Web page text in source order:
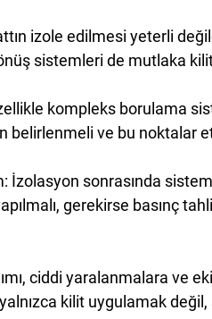
izole edilmesi yeterli
sistemleri de mutlaka
kompleks borulama
belirlenmeli ve bu noktalar
İzolasyon sonrasında
gerekirse basınç
ciddi yaralanmalara ve
kilit uygulamak